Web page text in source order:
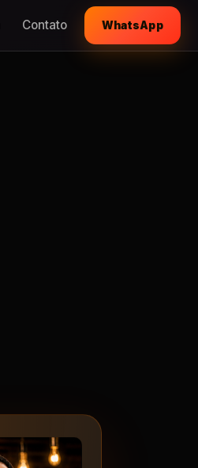
Contato WhatsApp